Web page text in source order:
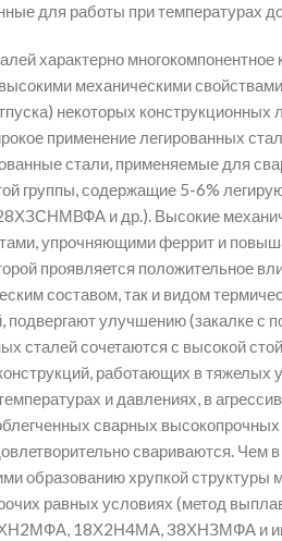
для работы при температурах
характерно
механическими
некоторых
применение легированных
стали, применяемые для
группы, содержащие 5-6%
и др.). Высокие
упрочняющими феррит и
проявляется положительное
составом, так и видом
подвергают улучшению (закалке
сталей сочетаются с высокой
работающих в
и давлениях, в
сварных
свариваются. Чем
образованию хрупкой структуры
равных условиях (метод
18Х2Н4МА, 38ХНЗМФА и им